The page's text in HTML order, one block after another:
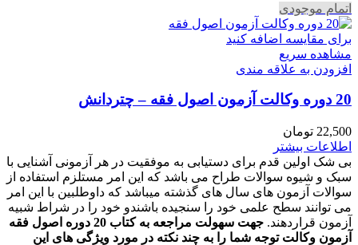
اتمام موجودی
برای مقایسه اضافه کنید
مشاهده سریع
افزودن به علاقه مندی
20 دوره وکالت آزمون اصول فقه – چتردانش
22,500 تومان
اطلاعات بیشتر
بی شک اولین قدم برای دستیابی به موفقیت در هر آزمونی آشنایی با
سبک و شیوه سوالات طراح می باشد که این امر مستلزم استفاده از
سوالات آزمون های سال های گذشته میباشد که داوطلبین با این امر
می توانند سطح علمی خود را سنجیده باشندو خود را در شراط شبیه
آزمون قراردهند.
جهت سهولت مراجعه به کتاب 20 دوره اصول فقه
آزمون وکالت توجه شما را به چند نکته در مورد ویژگی های این